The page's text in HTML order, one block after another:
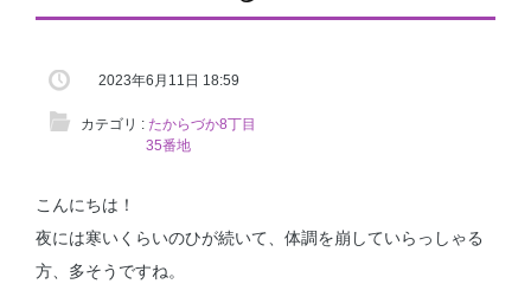
2023年6月11日 18:59
カテゴリ : たからづか8丁目
35番地
こんにちは！
夜には寒いくらいのひが続いて、体調を崩していらっしゃる
方、多そうですね。